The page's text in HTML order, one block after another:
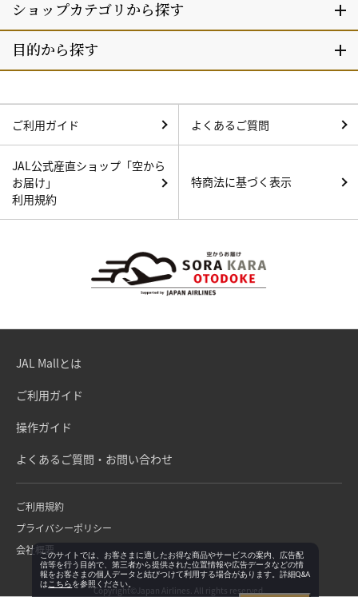
ご利用ガイド よくあるご質問
JAL公式産直ショップ「空から
お届け」
利用規約
特商法に基づく表示
JAL Mallとは
ご利用ガイド
操作ガイド
よくあるご質問・お問い合わせ
ご利用規約
プライバシーポリシー
会社概要
Copyright©Japan Airlines. All rights reserved.
このサイトでは、お客さまに適したお得な商品やサービスの案内、広告配
信等を行う目的で、第三者から提供された位置情報や広告データなどの情
報をお客さまの個人データと結びつけて利用する場合があります。詳細Q&A
は こちらを参照ください。